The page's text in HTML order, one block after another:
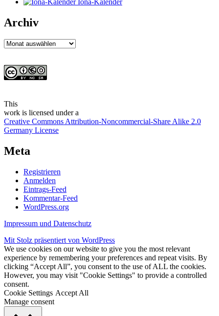
Iona-Kalender
Archiv
Archiv
This
work is licensed under a
Creative Commons Attribution-Noncommercial-Share Alike 2.0
Germany License
Meta
Registrieren
Anmelden
Eintrags-Feed
Kommentar-Feed
WordPress.org
Impressum und Datenschutz
Mit Stolz präsentiert von WordPress
We use cookies on our website to give you the most relevant
experience by remembering your preferences and repeat visits. By
clicking “Accept All”, you consent to the use of ALL the cookies.
However, you may visit "Cookie Settings" to provide a controlled
consent.
Cookie Settings Accept All
Manage consent